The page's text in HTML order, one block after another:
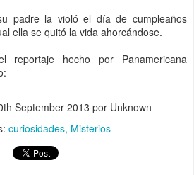
padre la violó el día de cumpleaños
ella se quitó la vida ahorcándose.
reportaje hecho por Panamericana
September 2013 por Unknown
curiosidades Misterios